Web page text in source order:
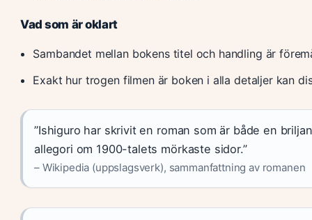
Vad som är oklart
Sambandet mellan bokens titel och handling är
Exakt hur trogen filmen är boken i alla detaljer kan
”Ishiguro har skrivit en roman som är både en
allegori om 1900-talets mörkaste sidor.”
– Wikipedia (uppslagsverk), sammanfattning av romanen